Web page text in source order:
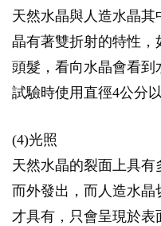
天然水晶與人造水晶
晶有著雙折射的特性
頭髮，看向水晶會看到
試驗時使用直徑4公分
(4)光照
天然水晶的裂面上具
而外發出，而人造水
才具有，只會呈現於表